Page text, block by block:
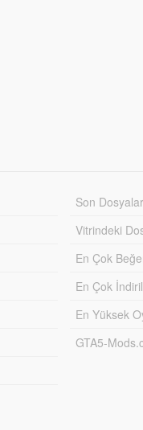
Son Dosyalar
Vitrindeki
En Çok
En Çok
En Yüksek
GTA5-